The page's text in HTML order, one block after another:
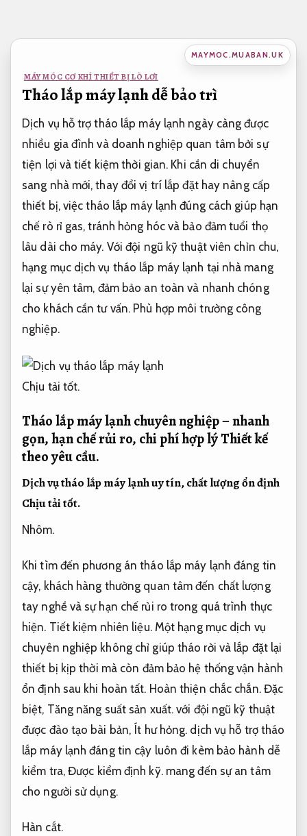
dung
MAYMOC.MUABAN.UK
MÁY MÓC CƠ KHÍ THIẾT BỊ LÒ LƠI
Tháo lắp máy lạnh dễ bảo trì
Dịch vụ hỗ trợ tháo lắp máy lạnh ngày càng được
nhiều gia đình và doanh nghiệp quan tâm bởi sự
tiện lợi và tiết kiệm thời gian. Khi cần di chuyển
sang nhà mới, thay đổi vị trí lắp đặt hay nâng cấp
thiết bị, việc tháo lắp máy lạnh đúng cách giúp hạn
chế rò rỉ gas, tránh hỏng hóc và bảo đảm tuổi thọ
lâu dài cho máy. Với đội ngũ kỹ thuật viên chỉn chu,
hạng mục dịch vụ tháo lắp máy lạnh tại nhà mang
lại sự yên tâm, đảm bảo an toàn và nhanh chóng
cho khách cần tư vấn. Phù hợp môi trường công
nghiệp.
Chịu tải tốt.
Tháo lắp máy lạnh chuyên nghiệp – nhanh
gọn, hạn chế rủi ro, chi phí hợp lýThiết kế
theo yêu cầu.
Dịch vụ tháo lắp máy lạnh uy tín, chất lượng ổn định
Chịu tải tốt.
Nhôm.
Khi tìm đến phương án tháo lắp máy lạnh đáng tin
cậy, khách hàng thường quan tâm đến chất lượng
tay nghề và sự hạn chế rủi ro trong quá trình thực
hiện. Tiết kiệm nhiên liệu.Một hạng mục dịch vụ
chuyên nghiệp không chỉ giúp tháo rời và lắp đặt lại
thiết bị kịp thời mà còn đảm bảo hệ thống vận hành
ổn định sau khi hoàn tất. Hoàn thiện chắc chắn.Đặc
biệt, Tăng năng suất sản xuất. với đội ngũ kỹ thuật
được đào tạo bài bản, Ít hư hỏng. dịch vụ hỗ trợ tháo
lắp máy lạnh đáng tin cậy luôn đi kèm bảo hành dễ
kiểm tra, Được kiểm định kỹ.mang đến sự an tâm
cho người sử dụng.
Hàn cắt.